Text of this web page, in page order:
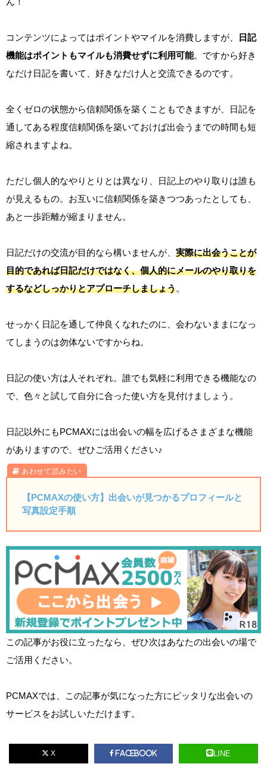
コンテンツによってはポイントやマイルを消費しますが、
日記
機能はポイントもマイルも消費せずに利用可能。ですから好き
なだけ日記を書いて、好きなだけ人と交流できるのです。
全くゼロの状態から信頼関係を築くこともできますが、日記を
通してある程度信頼関係を築いておけば出会うまでの時間も短
縮されますよね。
ただし個人的なやりとりとは異なり、日記上のやり取りは誰も
が見えるもの。お互いに信頼関係を築きつつあったとしても、
あと一歩距離が縮まりません。
日記だけの交流が目的なら構いませんが、 実際に出会うことが
目的であれば日記だけではなく、個人的にメールのやり取りを
するなどしっかりとアプローチしましょう。
せっかく日記を通して仲良くなれたのに、会わないままになっ
てしまうのは勿体ないですからね。
日記の使い方は人それぞれ。誰でも気軽に利用できる機能なの
で、色々と試して自分に合った使い方を見付けましょう。
日記以外にもPCMAXには出会いの幅を広げるさまざまな機能
がありますので、ぜひご活用ください♪
【PCMAXの使い方】出会いが見つかるプロフィールと
写真設定手順
この記事がお役に立ったなら、ぜひ次はあなたの出会いの場で
ご活用ください。
PCMAXでは、この記事が気になった方にピッタリな出会いの
サービスをお試しいただけます。
X Facebook LINE